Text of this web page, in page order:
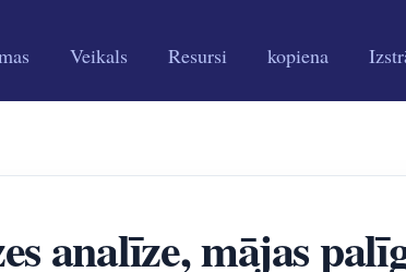
Veikals Resursi kopiena
analīze, mājas